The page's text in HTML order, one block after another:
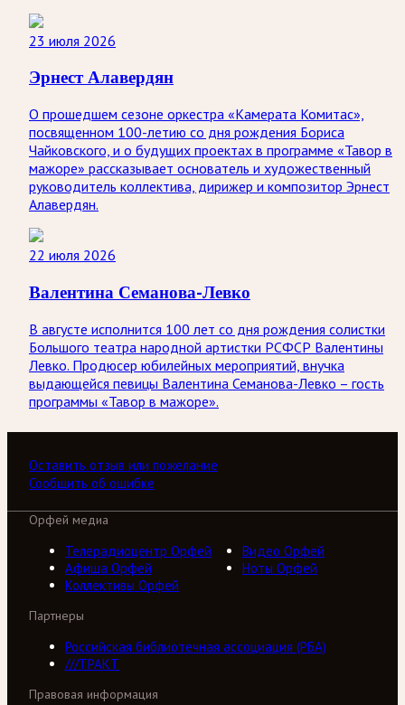
23 июля 2026
Эрнест Алавердян
О прошедшем сезоне оркестра «Камерата Комитас»,
посвященном 100-летию со дня рождения Бориса
Чайковского, и о будущих проектах в программе «Тавор в
мажоре» рассказывает основатель и художественный
руководитель коллектива, дирижер и композитор Эрнест
Алавердян.
22 июля 2026
Валентина Семанова-Левко
В августе исполнится 100 лет со дня рождения солистки
Большого театра народной артистки РСФСР Валентины
Левко. Продюсер юбилейных мероприятий, внучка
выдающейся певицы Валентина Семанова-Левко – гость
программы «Тавор в мажоре».
Оставить отзыв или пожелание
Сообщить об ошибке
Орфей медиа
Телерадиоцентр Орфей
Видео Орфей
Афиша Орфей
Ноты Орфей
Коллективы Орфей
Партнеры
Российская библиотечная ассоциация (РБА)
///ТРАКТ
Правовая информация